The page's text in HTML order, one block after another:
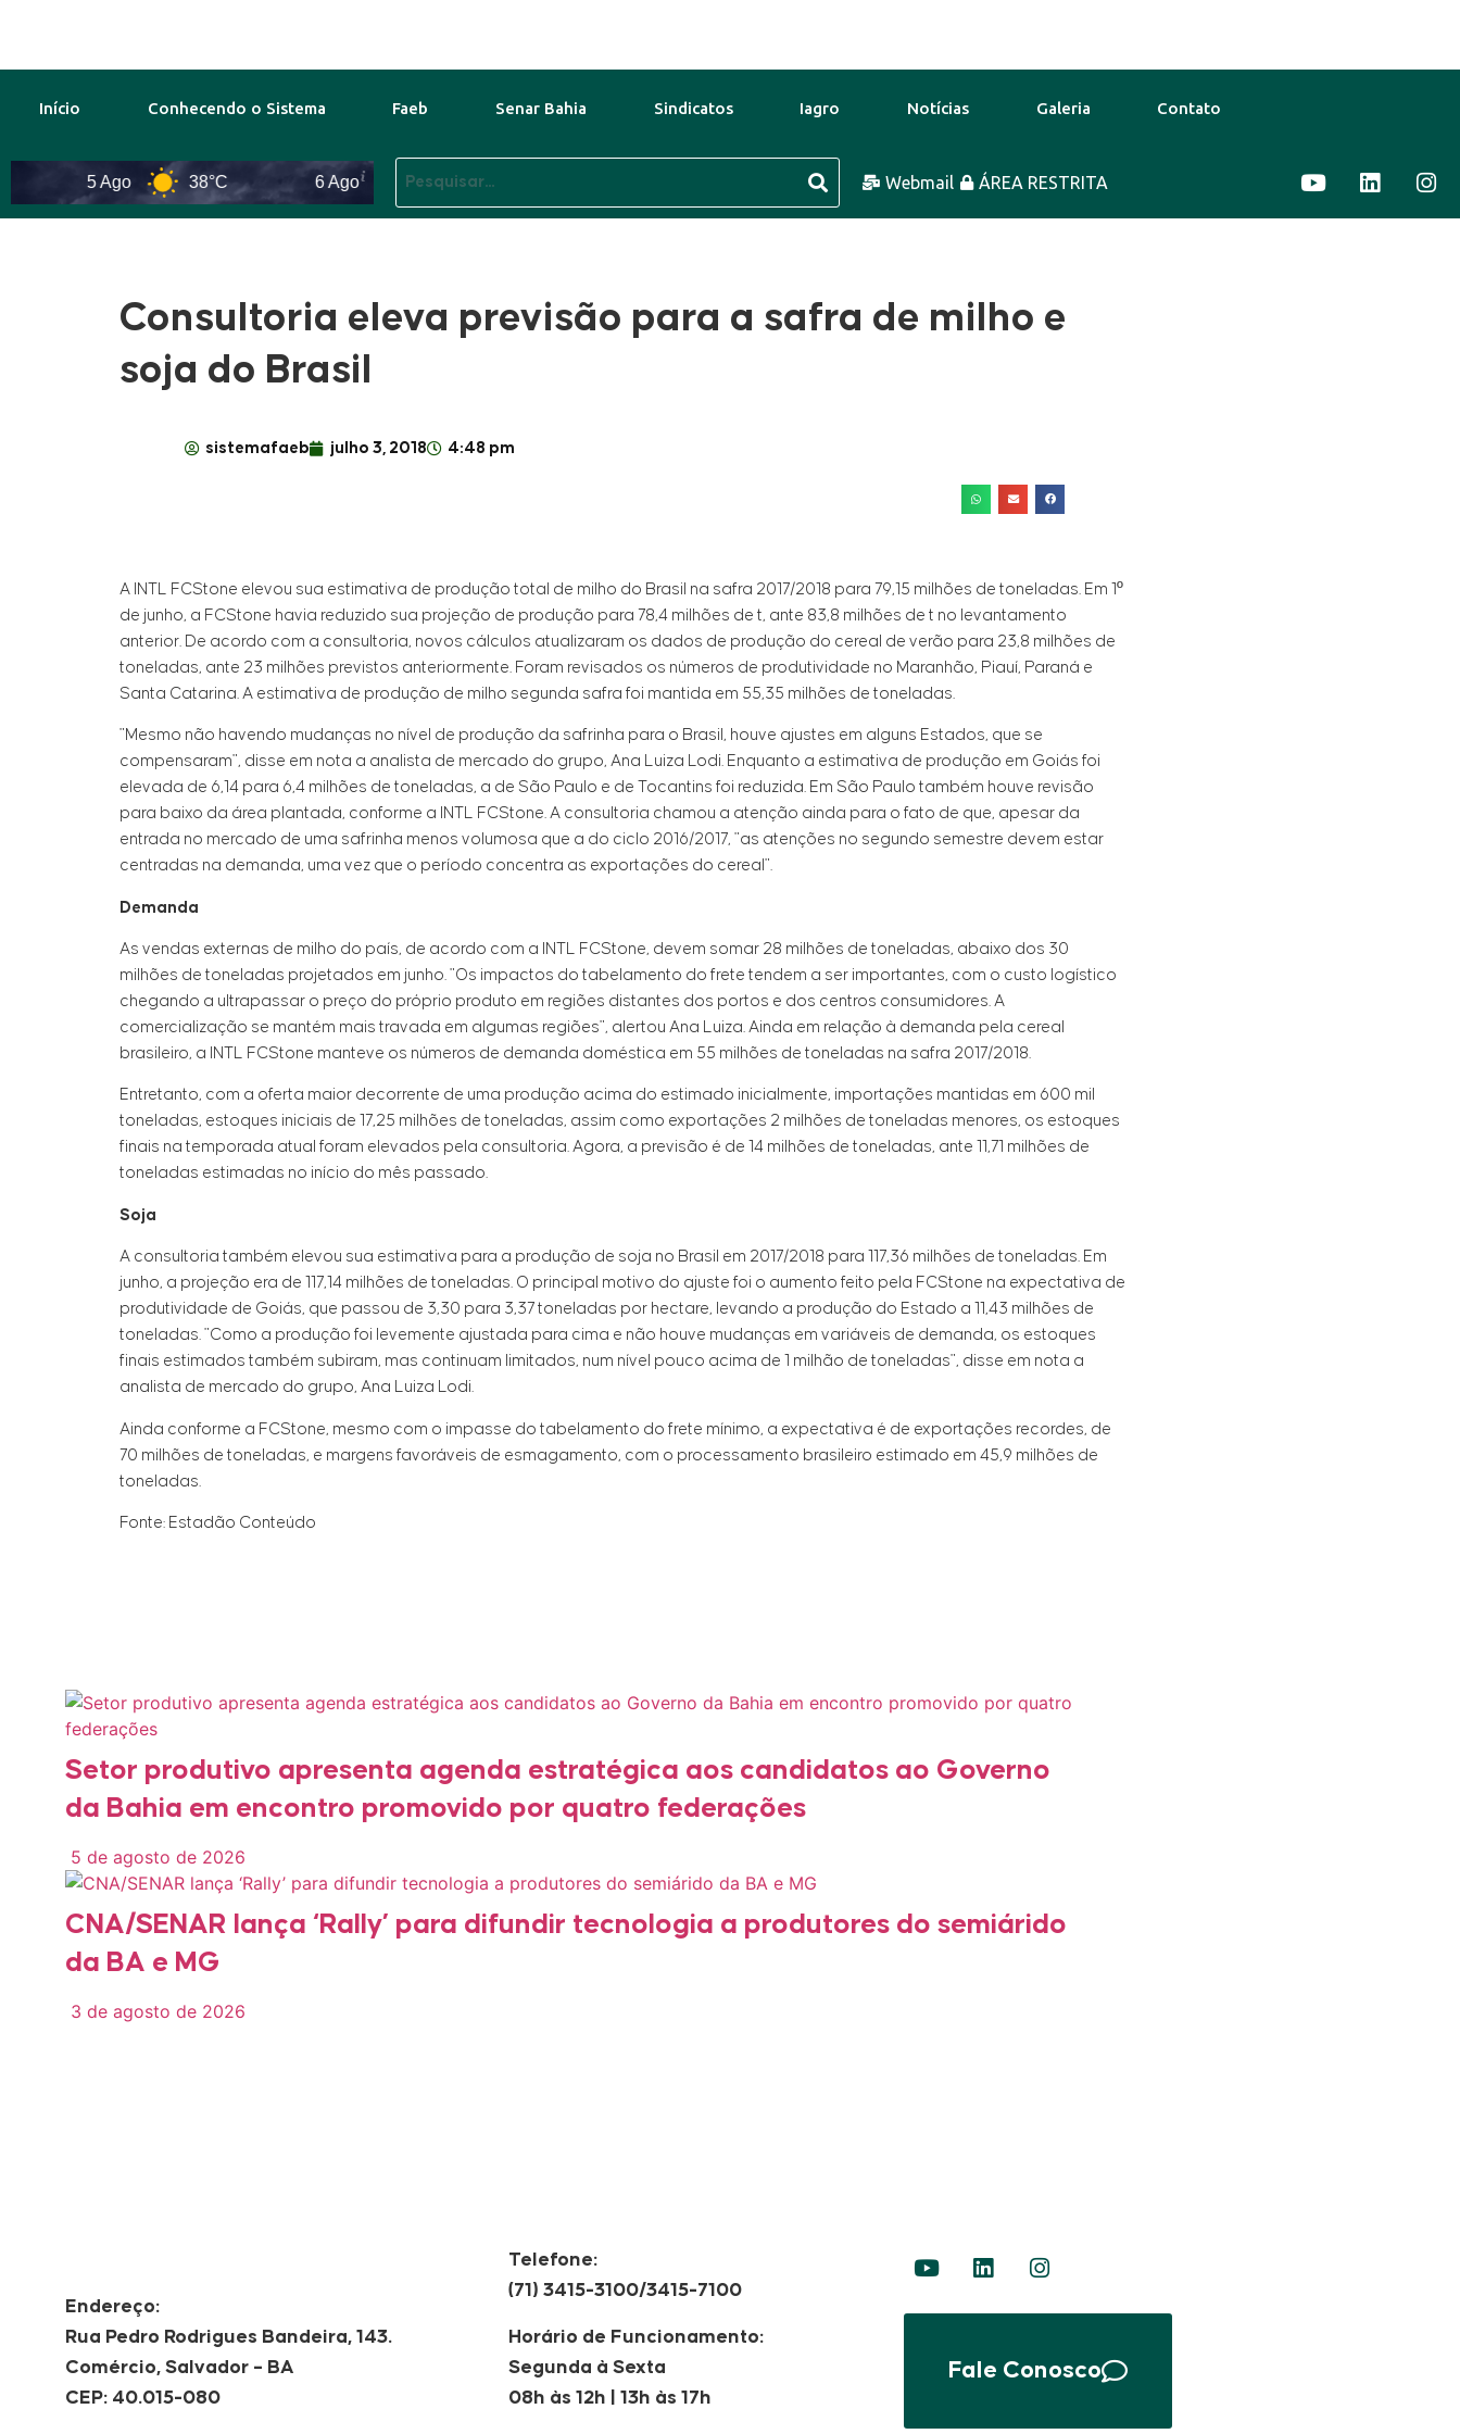
Início Conhecendo o Sistema Faeb Senar Bahia Sindicatos Iagro Notícias Galeria Contato
5 Ago 38°C 6 Ago 40°C 42°C 9 Ago 40°C 39°C 11
Webmail ÁREA RESTRITA
Consultoria eleva previsão para a safra de milho e
soja do Brasil
sistemafaeb julho 3, 2018 4:48 pm
A INTL FCStone elevou sua estimativa de produção total de milho do Brasil na safra 2017/2018 para 79,15 milhões de toneladas. Em 1º
de junho, a FCStone havia reduzido sua projeção de produção para 78,4 milhões de t, ante 83,8 milhões de t no levantamento
anterior. De acordo com a consultoria, novos cálculos atualizaram os dados de produção do cereal de verão para 23,8 milhões de
toneladas, ante 23 milhões previstos anteriormente. Foram revisados os números de produtividade no Maranhão, Piauí, Paraná e
Santa Catarina. A estimativa de produção de milho segunda safra foi mantida em 55,35 milhões de toneladas.
"Mesmo não havendo mudanças no nível de produção da safrinha para o Brasil, houve ajustes em alguns Estados, que se
compensaram", disse em nota a analista de mercado do grupo, Ana Luiza Lodi. Enquanto a estimativa de produção em Goiás foi
elevada de 6,14 para 6,4 milhões de toneladas, a de São Paulo e de Tocantins foi reduzida. Em São Paulo também houve revisão
para baixo da área plantada, conforme a INTL FCStone. A consultoria chamou a atenção ainda para o fato de que, apesar da
entrada no mercado de uma safrinha menos volumosa que a do ciclo 2016/2017, "as atenções no segundo semestre devem estar
centradas na demanda, uma vez que o período concentra as exportações do cereal".
Demanda
As vendas externas de milho do país, de acordo com a INTL FCStone, devem somar 28 milhões de toneladas, abaixo dos 30
milhões de toneladas projetados em junho. "Os impactos do tabelamento do frete tendem a ser importantes, com o custo logístico
chegando a ultrapassar o preço do próprio produto em regiões distantes dos portos e dos centros consumidores. A
comercialização se mantém mais travada em algumas regiões", alertou Ana Luiza. Ainda em relação à demanda pela cereal
brasileiro, a INTL FCStone manteve os números de demanda doméstica em 55 milhões de toneladas na safra 2017/2018.
Entretanto, com a oferta maior decorrente de uma produção acima do estimado inicialmente, importações mantidas em 600 mil
toneladas, estoques iniciais de 17,25 milhões de toneladas, assim como exportações 2 milhões de toneladas menores, os estoques
finais na temporada atual foram elevados pela consultoria. Agora, a previsão é de 14 milhões de toneladas, ante 11,71 milhões de
toneladas estimadas no início do mês passado.
Soja
A consultoria também elevou sua estimativa para a produção de soja no Brasil em 2017/2018 para 117,36 milhões de toneladas. Em
junho, a projeção era de 117,14 milhões de toneladas. O principal motivo do ajuste foi o aumento feito pela FCStone na expectativa de
produtividade de Goiás, que passou de 3,30 para 3,37 toneladas por hectare, levando a produção do Estado a 11,43 milhões de
toneladas. "Como a produção foi levemente ajustada para cima e não houve mudanças em variáveis de demanda, os estoques
finais estimados também subiram, mas continuam limitados, num nível pouco acima de 1 milhão de toneladas", disse em nota a
analista de mercado do grupo, Ana Luiza Lodi.
Ainda conforme a FCStone, mesmo com o impasse do tabelamento do frete mínimo, a expectativa é de exportações recordes, de
70 milhões de toneladas, e margens favoráveis de esmagamento, com o processamento brasileiro estimado em 45,9 milhões de
toneladas.
Fonte: Estadão Conteúdo
Setor produtivo apresenta agenda estratégica aos candidatos ao Governo
da Bahia em encontro promovido por quatro federações
5 de agosto de 2026
CNA/SENAR lança ‘Rally’ para difundir tecnologia a produtores do semiárido
da BA e MG
3 de agosto de 2026
Endereço:
Rua Pedro Rodrigues Bandeira, 143.
Comércio, Salvador – BA
CEP: 40.015-080
Telefone:
(71) 3415-3100/3415-7100
Horário de Funcionamento:
Segunda à Sexta
08h às 12h | 13h às 17h
Fale Conosco